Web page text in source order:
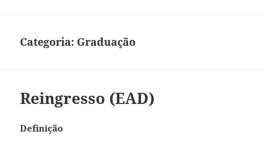
Categoria: Graduação
Reingresso (EAD)
Definição